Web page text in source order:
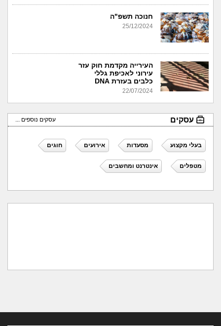
חנוכה תשפ"ה
25/12/2024
העירייה מקדמת חוק עזר
עירוני לאכיפת גללי
כלבים בעזרת DNA
22/07/2024
עסקים עסקים נוספים ...
בעלי מקצוע מסעדות אירועים חוגים
מטפלים אינטרנט ומחשבים